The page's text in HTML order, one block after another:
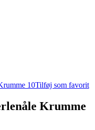
Tilføj som favorit
Krumme